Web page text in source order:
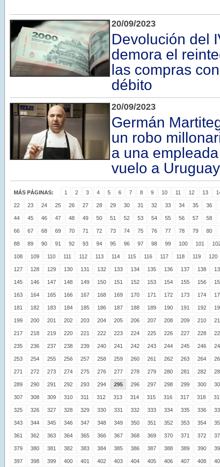
20/09/2023
Devolución del
demora el
las compras
débito
20/09/2023
Germán
un robo
a una
vuelo a
MÁS PÁGINAS: 1 2 3 4 5 6 7 8 9 10 11 12 13
22 23 24 25 26 27 28 29 30 31 32 33 34 35 36
44 45 46 47 48 49 50 51 52 53 54 55 56 57 58
66 67 68 69 70 71 72 73 74 75 76 77 78 79 80
88 89 90 91 92 93 94 95 96 97 98 99 100 101
108 109 110 111 112 113 114 115 116 117 118 119 120
127 128 129 130 131 132 133 134 135 136 137 138
145 146 147 148 149 150 151 152 153 154 155 156
163 164 165 166 167 168 169 170 171 172 173 174
181 182 183 184 185 186 187 188 189 190 191 192
199 200 201 202 203 204 205 206 207 208 209 210
217 218 219 220 221 222 223 224 225 226 227 228
235 236 237 238 239 240 241 242 243 244 245 246
253 254 255 256 257 258 259 260 261 262 263 264
271 272 273 274 275 276 277 278 279 280 281 282
289 290 291 292 293 294 295 296 297 298 299 300
307 308 309 310 311 312 313 314 315 316 317 318
325 326 327 328 329 330 331 332 333 334 335 336
343 344 345 346 347 348 349 350 351 352 353 354
361 362 363 364 365 366 367 368 369 370 371 372
379 380 381 382 383 384 385 386 387 388 389 390
397 398 399 400 401 402 403 404 405 406 407 408